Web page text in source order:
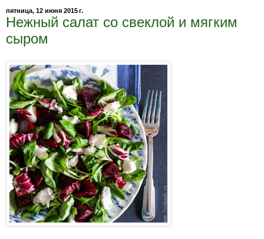
пятница, 12 июня 2015 г.
Нежный салат со свеклой и мягким
сыром